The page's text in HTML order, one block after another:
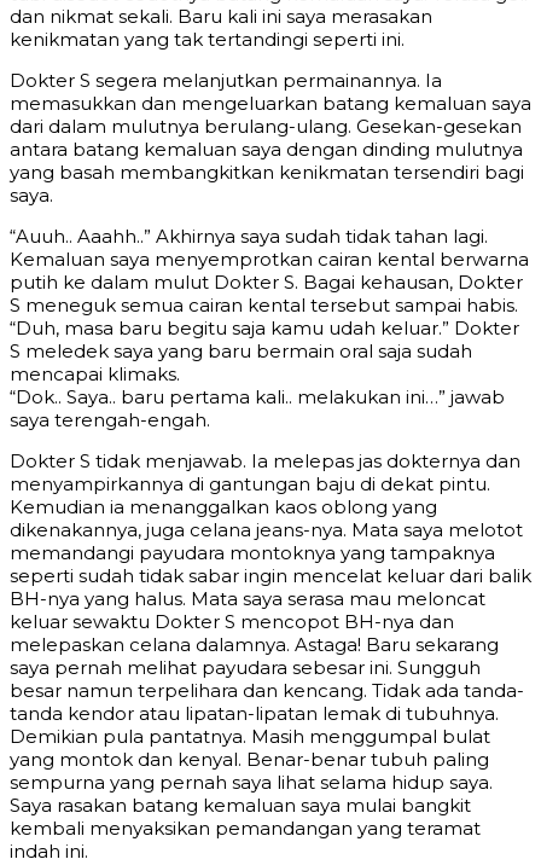
dan nikmat sekali. Baru kali ini saya merasakan
kenikmatan yang tak tertandingi seperti ini.
Dokter S segera melanjutkan permainannya. Ia
memasukkan dan mengeluarkan batang kemaluan saya
dari dalam mulutnya berulang-ulang. Gesekan-gesekan
antara batang kemaluan saya dengan dinding mulutnya
yang basah membangkitkan kenikmatan tersendiri bagi
saya.
“Auuh.. Aaahh..” Akhirnya saya sudah tidak tahan lagi.
Kemaluan saya menyemprotkan cairan kental berwarna
putih ke dalam mulut Dokter S. Bagai kehausan, Dokter
S meneguk semua cairan kental tersebut sampai habis.
“Duh, masa baru begitu saja kamu udah keluar.” Dokter
S meledek saya yang baru bermain oral saja sudah
mencapai klimaks.
“Dok.. Saya.. baru pertama kali.. melakukan ini…” jawab
saya terengah-engah.
Dokter S tidak menjawab. Ia melepas jas dokternya dan
menyampirkannya di gantungan baju di dekat pintu.
Kemudian ia menanggalkan kaos oblong yang
dikenakannya, juga celana jeans-nya. Mata saya melotot
memandangi payudara montoknya yang tampaknya
seperti sudah tidak sabar ingin mencelat keluar dari balik
BH-nya yang halus. Mata saya serasa mau meloncat
keluar sewaktu Dokter S mencopot BH-nya dan
melepaskan celana dalamnya. Astaga! Baru sekarang
saya pernah melihat payudara sebesar ini. Sungguh
besar namun terpelihara dan kencang. Tidak ada tanda-
tanda kendor atau lipatan-lipatan lemak di tubuhnya.
Demikian pula pantatnya. Masih menggumpal bulat
yang montok dan kenyal. Benar-benar tubuh paling
sempurna yang pernah saya lihat selama hidup saya.
Saya rasakan batang kemaluan saya mulai bangkit
kembali menyaksikan pemandangan yang teramat
indah ini.